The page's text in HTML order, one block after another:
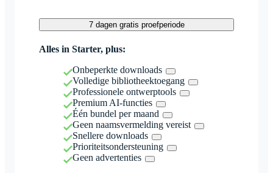
7 dagen gratis proefperiode
Alles in Starter, plus:
Onbeperkte downloads
Volledige bibliotheektoegang
Professionele ontwerptools
Premium AI-functies
Één bundel per maand
Geen naamsvermelding vereist
Snellere downloads
Prioriteitsondersteuning
Geen advertenties